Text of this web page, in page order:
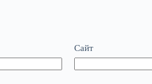
Сайт